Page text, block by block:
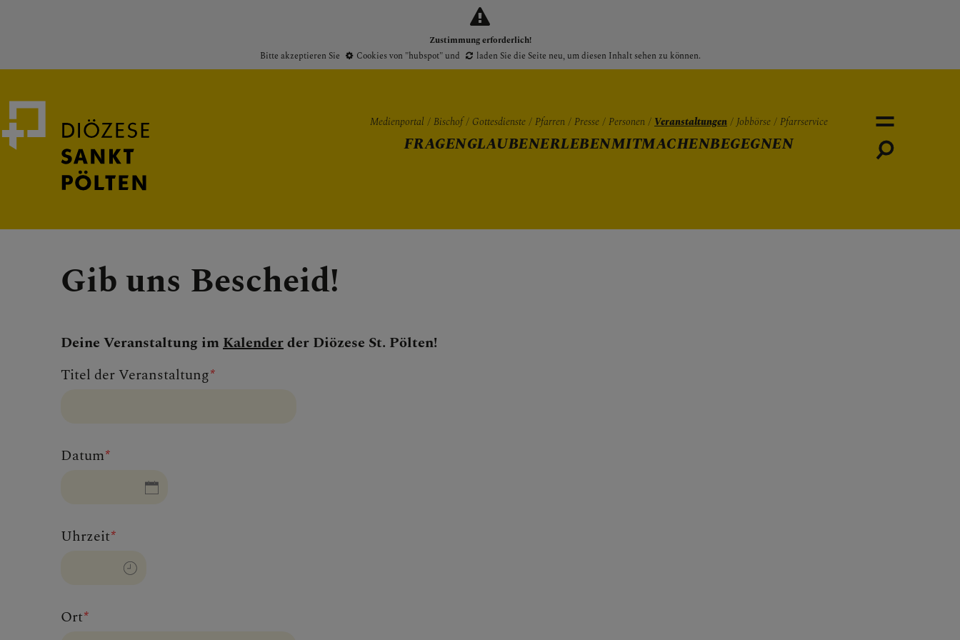
Zustimmung erforderlich!
Bitte akzeptieren Sie
Cookies von "hubspot"und laden Sie die Seite neu, um diesen Inhalt sehen zu können.
FRAGEN
GLAUBEN
Medienportal Bischof Gottesdienste Pfarren Presse Personen Veranstaltungen Jobbörse Pfarrservice
FRAGENGLAUBENERLEBENMITMACHENBEGEGNEN
Gib uns Bescheid!
Deine Veranstaltung imKalenderder Diözese St. Pölten!
Homepage
Reference
Website
Titel der Veranstaltung*
Datum*
Uhrzeit*
Ort*